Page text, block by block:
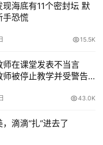
现海底有11个密封坛 默
手恐慌
15.5K
师在课堂发表不当言
师被停止教学并受警告
43.0K
滴滴“扎”进去了